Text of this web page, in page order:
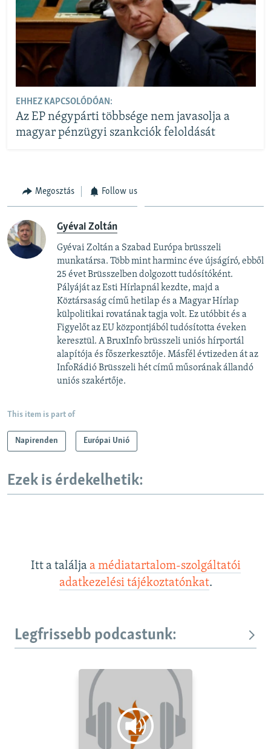
EHHEZ KAPCSOLÓDÓAN:
Az EP négypárti többsége nem javasolja a
magyar pénzügyi szankciók feloldását
Megosztás Follow us
Gyévai Zoltán
Gyévai Zoltán a Szabad Európa brüsszeli
munkatársa. Több mint harminc éve újságíró, ebből
25 évet Brüsszelben dolgozott tudósítóként.
Pályáját az Esti Hírlapnál kezdte, majd a
Köztársaság című hetilap és a Magyar Hírlap
külpolitikai rovatának tagja volt. Ez utóbbit és a
Figyelőt az EU központjából tudósította éveken
keresztül. A BruxInfo brüsszeli uniós hírportál
alapítója és főszerkesztője. Másfél évtizeden át az
InfoRádió Brüsszeli hét című műsorának állandó
uniós szakértője.
This item is part of
Napirenden Európai Unió
Ezek is érdekelhetik:
Itt a találja a médiatartalom-szolgáltatói
adatkezelési tájékoztatónkat.
Legfrissebb podcastunk: